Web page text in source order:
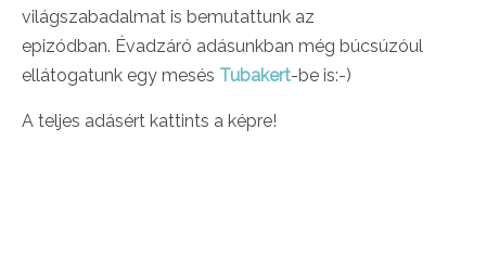
világszabadalmat is bemutattunk az
epizódban. Évadzáró adásunkban még búcsúzóul
ellátogatunk egy mesés Tubakert-be is:-)
A teljes adásért kattints a képre!